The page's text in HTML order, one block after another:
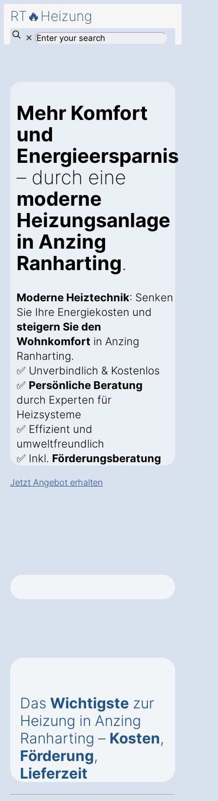
RT🔥Heizung
✕
Mehr Komfort
und
Energieersparnis
– durch eine
moderne
Heizungsanlage
in Anzing
Ranharting.
Moderne Heiztechnik: Senken
Sie Ihre Energiekosten und
steigern Sie den
Wohnkomfort in Anzing
Ranharting.
✅ Unverbindlich & Kostenlos
✅ Persönliche Beratung
durch Experten für
Heizsysteme
✅ Effizient und
umweltfreundlich
✅ Inkl. Förderungsberatung
Jetzt Angebot erhalten
Das Wichtigste zur
Heizung in Anzing
Ranharting – Kosten,
Förderung,
Lieferzeit